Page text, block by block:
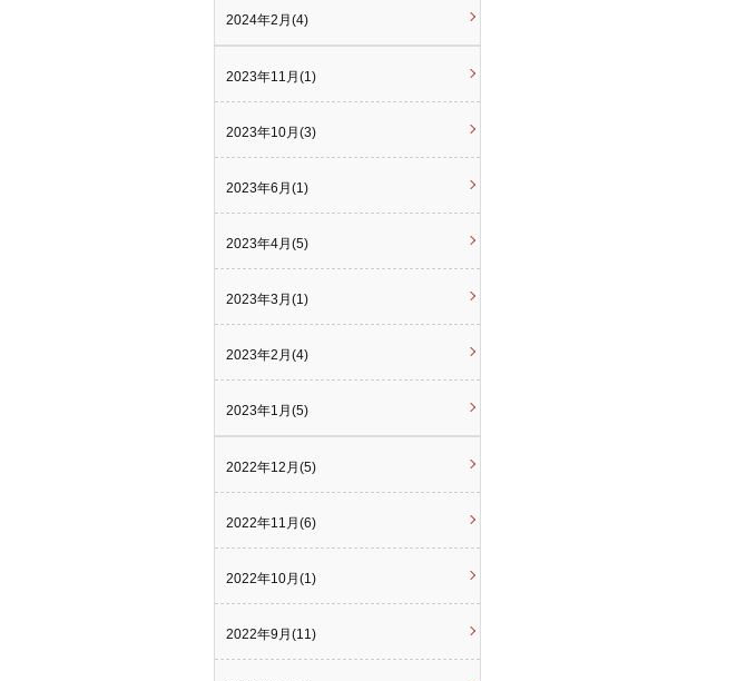
2024年2月(4)
2023年11月(1)
2023年10月(3)
2023年6月(1)
2023年4月(5)
2023年3月(1)
2023年2月(4)
2023年1月(5)
2022年12月(5)
2022年11月(6)
2022年10月(1)
2022年9月(11)